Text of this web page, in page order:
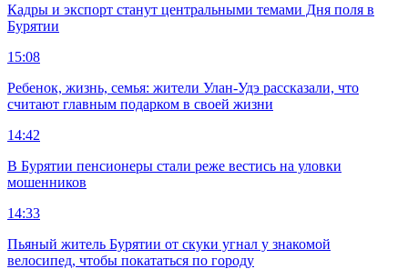
Кадры и экспорт станут центральными темами Дня поля в
Бурятии
15:08
Ребенок, жизнь, семья: жители Улан-Удэ рассказали, что
считают главным подарком в своей жизни
14:42
В Бурятии пенсионеры стали реже вестись на уловки
мошенников
14:33
Пьяный житель Бурятии от скуки угнал у знакомой
велосипед, чтобы покататься по городу